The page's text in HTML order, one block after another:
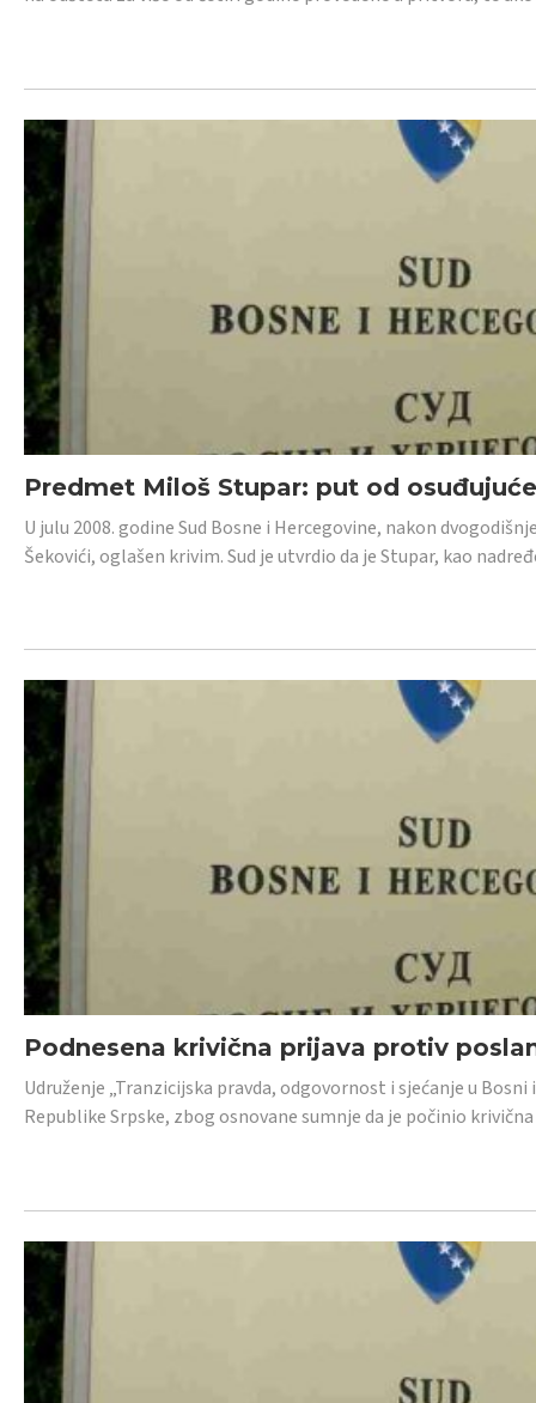
Predmet Miloš Stupar: put od
U julu 2008. godine Sud Bosne i Hercegovine, nakon
Šekovići, oglašen krivim. Sud je utvrdio da je Stupar, kao
Podnesena krivična prijava protiv
Udruženje „Tranzicijska pravda, odgovornost i sjećanje u
Republike Srpske, zbog osnovane sumnje da je počinio